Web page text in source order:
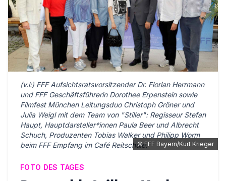
©FFF Bayern/Kurt Krieger
(v.l:) FFF Aufsichtsratsvorsitzender Dr. Florian Herrmann
und FFF Geschäftsführerin Dorothee Erpenstein sowie
Filmfest München Leitungsduo Christoph Gröner und
Julia Weigl mit dem Team von "Stiller": Regisseur Stefan
Haupt, Hauptdarsteller*innen Paula Beer und Albrecht
Schuch, Produzenten Tobias Walker und Philipp Worm
beim FFF Empfang im Café Reitschule.
FOTO DES TAGES